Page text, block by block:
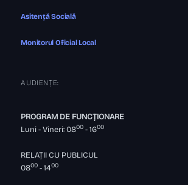
Asitență Socială
Monitorul Oficial Local
AUDIENȚE:
PROGRAM DE FUNCȚIONARE
Luni - Vineri: 0800 - 1600
RELAȚII CU PUBLICUL
0800 - 1400